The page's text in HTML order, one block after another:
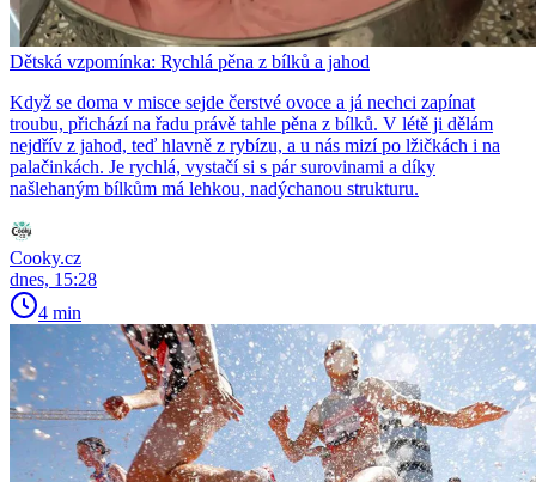
Dětská vzpomínka: Rychlá pěna z bílků a jahod
Když se doma v misce sejde čerstvé ovoce a já nechci zapínat
troubu, přichází na řadu právě tahle pěna z bílků. V létě ji dělám
nejdřív z jahod, teď hlavně z rybízu, a u nás mizí po lžičkách i na
palačinkách. Je rychlá, vystačí si s pár surovinami a díky
našlehaným bílkům má lehkou, nadýchanou strukturu.
Cooky.cz
dnes, 15:28
4 min